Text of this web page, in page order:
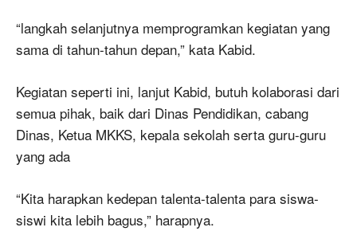
“langkah selanjutnya memprogramkan kegiatan yang
sama di tahun-tahun depan,” kata Kabid.
Kegiatan seperti ini, lanjut Kabid, butuh kolaborasi dari
semua pihak, baik dari Dinas Pendidikan, cabang
Dinas, Ketua MKKS, kepala sekolah serta guru-guru
yang ada
“Kita harapkan kedepan talenta-talenta para siswa-
siswi kita lebih bagus,” harapnya.